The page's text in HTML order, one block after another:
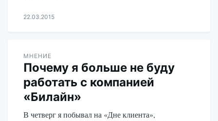
22.03.2015
МНЕНИЕ
Почему я больше не буду
работать с компанией
«Билайн»
В четверг я побывал на «Дне клиента»,